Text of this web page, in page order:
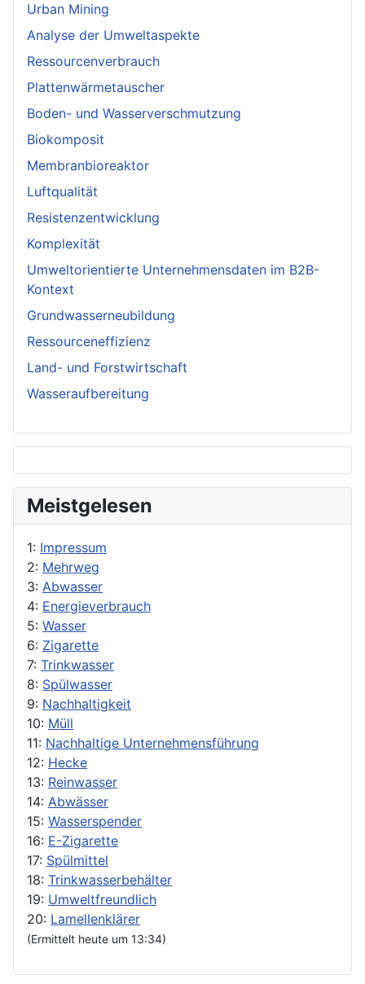
Urban Mining
Analyse der Umweltaspekte
Ressourcenverbrauch
Plattenwärmetauscher
Boden- und Wasserverschmutzung
Biokomposit
Membranbioreaktor
Luftqualität
Resistenzentwicklung
Komplexität
Umweltorientierte Unternehmensdaten im B2B-
Kontext
Grundwasserneubildung
Ressourceneffizienz
Land- und Forstwirtschaft
Wasseraufbereitung
Meistgelesen
1: Impressum
2: Mehrweg
3: Abwasser
4: Energieverbrauch
5: Wasser
6: Zigarette
7: Trinkwasser
8: Spülwasser
9: Nachhaltigkeit
10: Müll
11: Nachhaltige Unternehmensführung
12: Hecke
13: Reinwasser
14: Abwässer
15: Wasserspender
16: E-Zigarette
17: Spülmittel
18: Trinkwasserbehälter
19: Umweltfreundlich
20: Lamellenklärer
(Ermittelt heute um 13:34)